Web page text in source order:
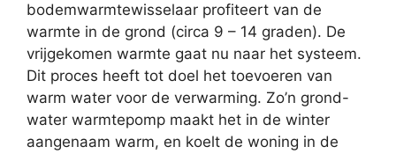
bodemwarmtewisselaar profiteert van de
warmte in de grond (circa 9 – 14 graden). De
vrijgekomen warmte gaat nu naar het systeem.
Dit proces heeft tot doel het toevoeren van
warm water voor de verwarming. Zo’n grond-
water warmtepomp maakt het in de winter
aangenaam warm, en koelt de woning in de